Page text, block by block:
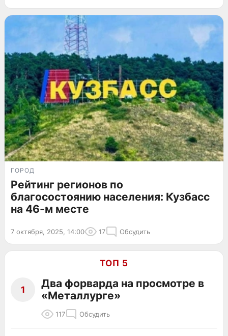
ГОРОД
Рейтинг регионов по
благосостоянию населения: Кузбасс
на 46-м месте
7 октября, 2025, 14:00 17 Обсудить
ТОП 5
1
Два форварда на просмотре в
«Металлурге»
117 Обсудить